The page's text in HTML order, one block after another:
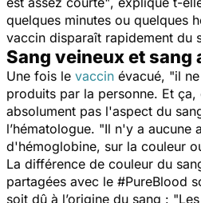
quelques minutes ou quelques
vaccin disparaît rapidement du
Sang veineux et sang
Une fois le vaccin évacué, "il
produits par la personne. Et ça,
absolument pas l'aspect du
l’hématologue. "Il n'y a aucune
d'hémoglobine, sur la couleur
La différence de couleur du
partagées avec le #PureBlood
soit dû à l’origine du sang :